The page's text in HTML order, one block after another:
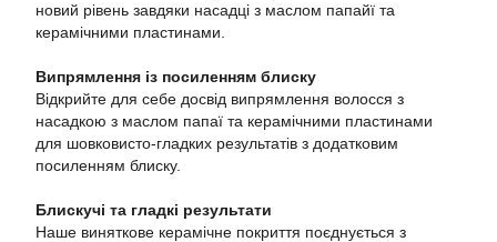
новий рівень завдяки насадці з маслом папайї та
керамічними пластинами.
Випрямлення із посиленням блиску
Відкрийте для себе досвід випрямлення волосся з
насадкою з маслом папаї та керамічними пластинами
для шовковисто-гладких результатів з додатковим
посиленням блиску.
Блискучі та гладкі результати
Наше виняткове керамічне покриття поєднується з